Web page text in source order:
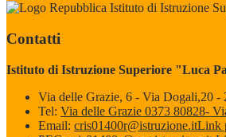
Istituto di Istruzione
Contatti
Istituto di Istruzione Superiore "Luca
Via delle Grazie, 6 - Via Dogali,20 -
Tel: Via delle Grazie 0373 80828-
Email: cris01400r@istruzione.itLink